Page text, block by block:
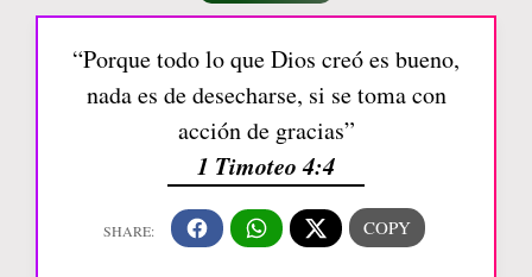
“Porque todo lo que Dios creó es bueno,
nada es de desecharse, si se toma con
acción de gracias”
1 Timoteo 4:4